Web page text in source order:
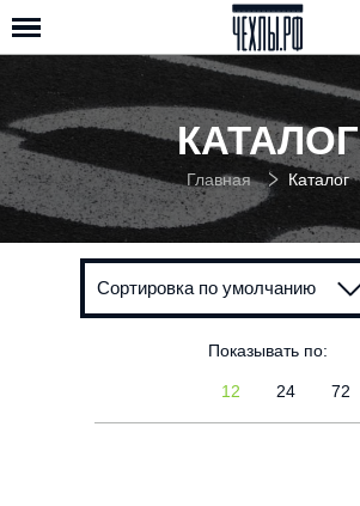
КАТАЛОГ
Главная Каталог
Показывать по:
12 24 72
Сортировка по умолчанию